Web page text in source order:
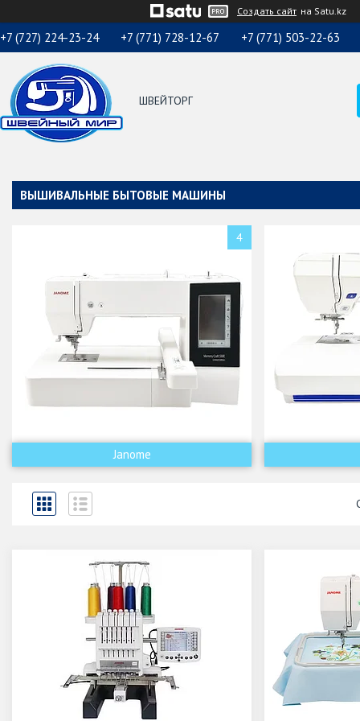
Создать сайт на Satu.kz
+7 (727) 224-23-24 +7 (771) 728-12-67 +7 (771) 503-22-63
ШВЕЙТОРГ
ВЫШИВАЛЬНЫЕ БЫТОВЫЕ МАШИНЫ
4
Janome